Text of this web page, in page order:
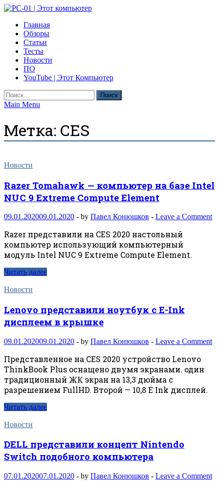
Skip
content
PC-01 | Этот компьютер
Компьютерные новости
Главная
Обзоры
Статьи
Тесты
Новости
ПО
YouTube | Этот Компьютер
Найти:
Main Menu
Метка: CES
Новости
Razer Tomahawk — компьютер на базе Intel
NUC 9 Extreme Compute Element
09.01.202009.01.2020 - by Павел Конюшков - Leave a Comment
Razer представили на CES 2020 настольный
компьютер использующий компьютерный
модуль Intel NUC 9 Extreme Compute Element.
Читать далее
Новости
Lenovo представили ноутбук с E-Ink
дисплеем в крышке
09.01.202009.01.2020 - by Павел Конюшков - Leave a Comment
Представленное на CES 2020 устройство Lenovo
ThinkBook Plus оснащено двумя экранами. один
традиционный ЖК экран на 13,3 дюйма с
разрешением FullHD. Второй — 10,8 E Ink дисплей.
Читать далее
Новости
DELL представили концепт Nintendo
Switch подобного компьютера
07.01.202007.01.2020 - by Павел Конюшков - Leave a Comment